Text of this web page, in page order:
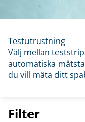
Testutrustning
Välj mellan
automatiska
du vill mäta ditt
Filter